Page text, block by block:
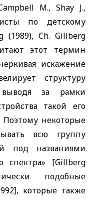
M., Shay J.,
по детскому
(1989), Ch. Gillberg
этот термин
искажение
структуру
выводя за рамки
такой его
Поэтому некоторые
всю группу
под названиями
спектра» [Gillberg
подобные
которые также